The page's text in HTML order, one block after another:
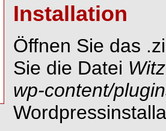
Installation
Öffnen Sie das
Sie die Datei
wp-content/